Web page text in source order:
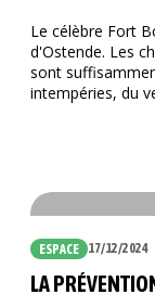
Le célèbre Fort
d'Ostende. Les
sont
intempéries, du
ESPACE 17/12/2024
LA